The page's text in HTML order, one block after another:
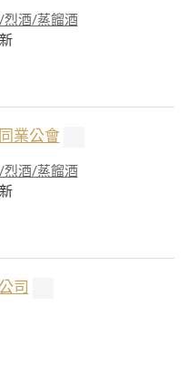
烈酒/蒸餾酒
業公會
烈酒/蒸餾酒
司